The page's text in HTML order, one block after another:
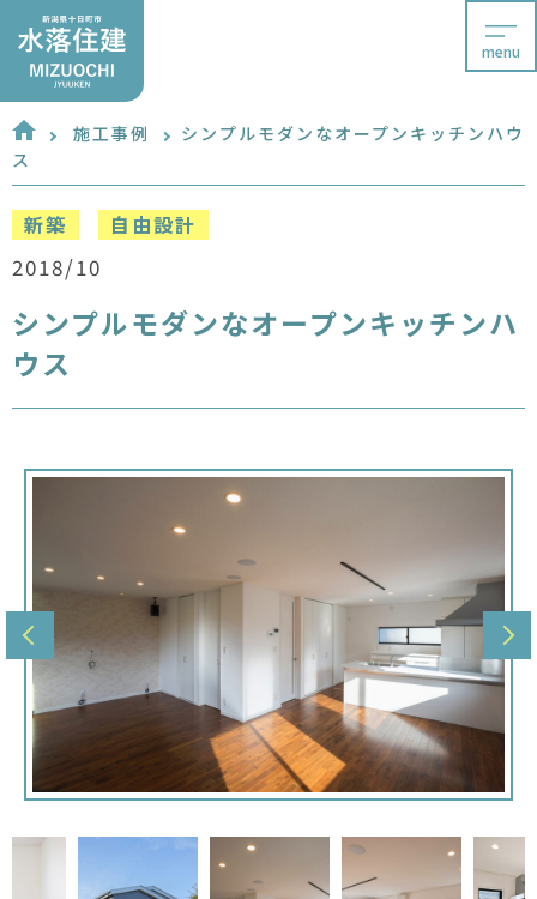
menu
施工事例
シンプルモダンなオープンキッチンハウ
ス
新築 自由設計
2018/10
シンプルモダンなオープンキッチンハ
ウス